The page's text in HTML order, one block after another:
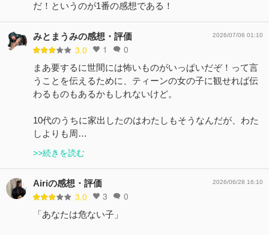
だ！というのが1番の感想である！
みとまうみの感想・評価
3.0 1 0
2026/07/06 01:10
まあ要するに世間には怖いものがいっぱいだぞ！って言
うことを伝えるために、ティーンの女の子に観せれば伝
わるものもあるかもしれないけど。
10代のうちに家出したのはわたしもそうなんだが、わた
しよりも周…
>>続きを読む
Airiの感想・評価
3.0 3 0
2026/06/28 16:10
「あなたは危ない子」